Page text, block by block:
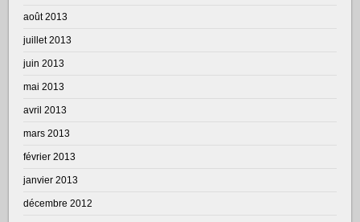
août 2013
juillet 2013
juin 2013
mai 2013
avril 2013
mars 2013
février 2013
janvier 2013
décembre 2012